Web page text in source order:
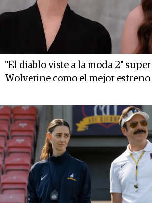
"El diablo viste a la moda 2"
Wolverine como el mejor